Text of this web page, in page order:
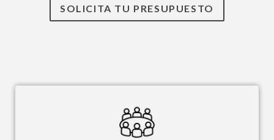
SOLICITA TU PRESUPUESTO